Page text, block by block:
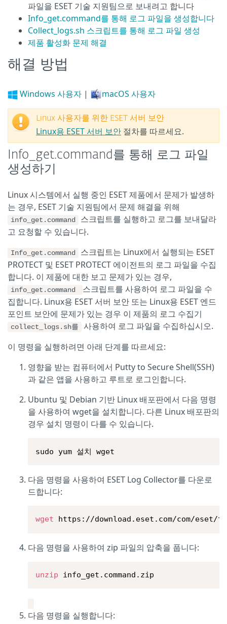
파일을 ESET 기술 지원팀으로 보내려고 합니다
Info_get.command를 통해 로그 파일을 생성합니다
Collect_logs.sh 스크립트를 통해 로그 파일 생성
제품 활성화 문제 해결
해결 방법
Windows 사용자 | macOS 사용자
Linux 사용자를 위한 ESET 서버 보안
Linux용 ESET 서버 보안 절차를 따르세요.
Info_get.command를 통해 로그 파일
생성하기
Linux 시스템에서 실행 중인 ESET 제품에서 문제가 발생하
는 경우, ESET 기술 지원팀에서 문제 해결을 위해
info_get.command
스크립트를 실행하고 로그를 보내달라
고 요청할 수 있습니다.
Info_get.command
스크립트는 Linux에서 실행되는 ESET
PROTECT 및 ESET PROTECT 에이전트의 로그 파일을 수집
합니다. 이 제품에 대한 보고 문제가 있는 경우,
info_get.command
스크립트를 사용하여 로그 파일을 수
집합니다. Linux용 ESET 서버 보안 또는 Linux용 ESET 엔드
포인트 보안에 문제가 있는 경우 이 제품의 로그 수집기
collect_logs.sh를
사용하여 로그 파일을 수집하십시오.
이 명령을 실행하려면 아래 단계를 따르세요:
영향을 받는 컴퓨터에서 Putty to Secure Shell(SSH)
과 같은 앱을 사용하고 루트로 로그인합니다.
Ubuntu 및 Debian 기반 Linux 배포판에서 다음 명령
을 사용하여 wget을 설치합니다. 다른 Linux 배포판의
경우 설치 명령이 다를 수 있습니다.
sudo yum 설치 wget
다음 명령을 사용하여 ESET Log Collector를 다운로
드합니다:
wget https://download.eset.com/com/
다음 명령을 사용하여 zip 파일의 압축을 풉니다:
unzip info_get.command.zip
다음 명령을 실행합니다: